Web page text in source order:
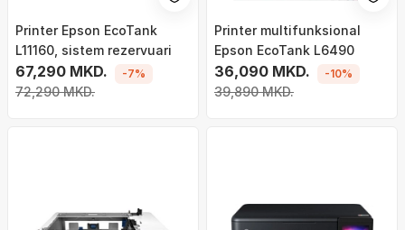
Printer Epson EcoTank
L11160, sistem rezervuari
67,290 MKD.
72,290 MKD.
-7%
Printer multifunksional
Epson EcoTank L6490
36,090 MKD.
39,890 MKD.
-10%